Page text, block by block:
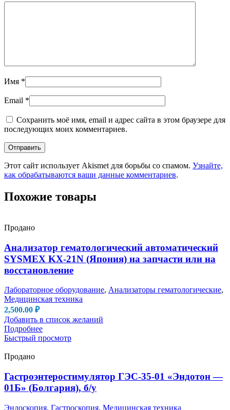
Имя *
Email *
Сохранить моё имя, email и адрес сайта в этом браузере для
последующих моих комментариев.
Этот сайт использует Akismet для борьбы со спамом. Узнайте,
как обрабатываются ваши данные комментариев.
Похожие товары
Продано
Анализатор гематологический автоматический
SYSMEX KX-21N (Япония) на запчасти или на
восстановление
Лабораторное оборудование, Анализаторы гематологические,
Медицинская техника
2,500.00 ₽
Добавить в список желаний
Подробнее
Быстрый просмотр
Продано
Гастроэнтеростимулятор ГЭС-35-01 «Эндотон —
01Б» (Болгария), б/у
Эндоскопия, Гастроскопия, Медицинская техника